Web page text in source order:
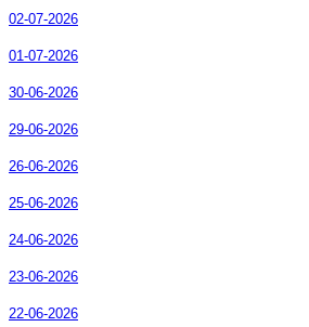
02-07-2026
01-07-2026
30-06-2026
29-06-2026
26-06-2026
25-06-2026
24-06-2026
23-06-2026
22-06-2026